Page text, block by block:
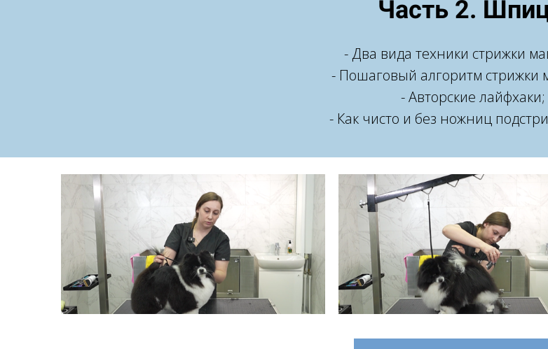
Часть 2.
- Два вида техники стрижки
- Пошаговый алгоритм стрижки
- Авторские лайфхаки;
- Как чисто и без ножниц